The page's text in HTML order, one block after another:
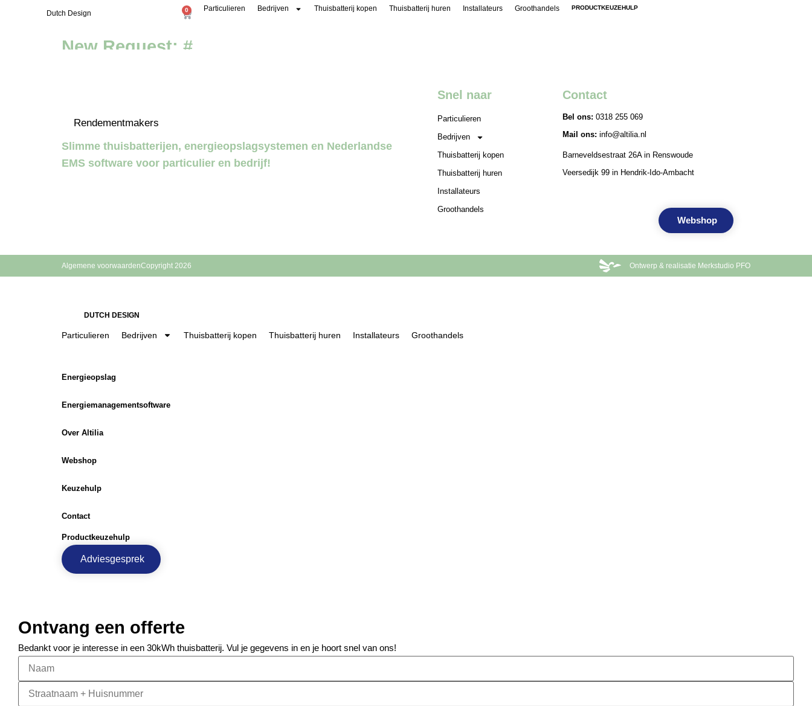
Dutch Design 0 Particulieren Bedrijven Thuisbatterij kopen Thuisbatterij huren Installateurs Groothandels PRODUCTKEUZEHULP
Webshop
New Request: #
Rendementmakers
Slimme thuisbatterijen, energieopslagsystemen en Nederlandse
EMS software voor particulier en bedrijf!
Snel naar
Particulieren
Bedrijven
Thuisbatterij kopen
Thuisbatterij huren
Installateurs
Groothandels
Contact
Bel ons: 0318 255 069
Mail ons: info@altilia.nl
Barneveldsestraat 26A in Renswoude
Veersedijk 99 in Hendrik-Ido-Ambacht
Algemene voorwaardenCopyright 2026 Ontwerp & realisatie Merkstudio PFO
DUTCH DESIGN
Particulieren Bedrijven Thuisbatterij kopen Thuisbatterij huren Installateurs Groothandels
Energieopslag
Energiemanagementsoftware
Over Altilia
Webshop
Keuzehulp
Contact
Productkeuzehulp
Adviesgesprek
Ontvang een offerte
Bedankt voor je interesse in een 30kWh thuisbatterij. Vul je gegevens in en je hoort snel van ons!